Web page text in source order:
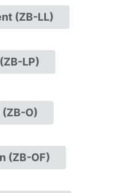
(ZB-LL)
LP)
O)
(ZB-OF)